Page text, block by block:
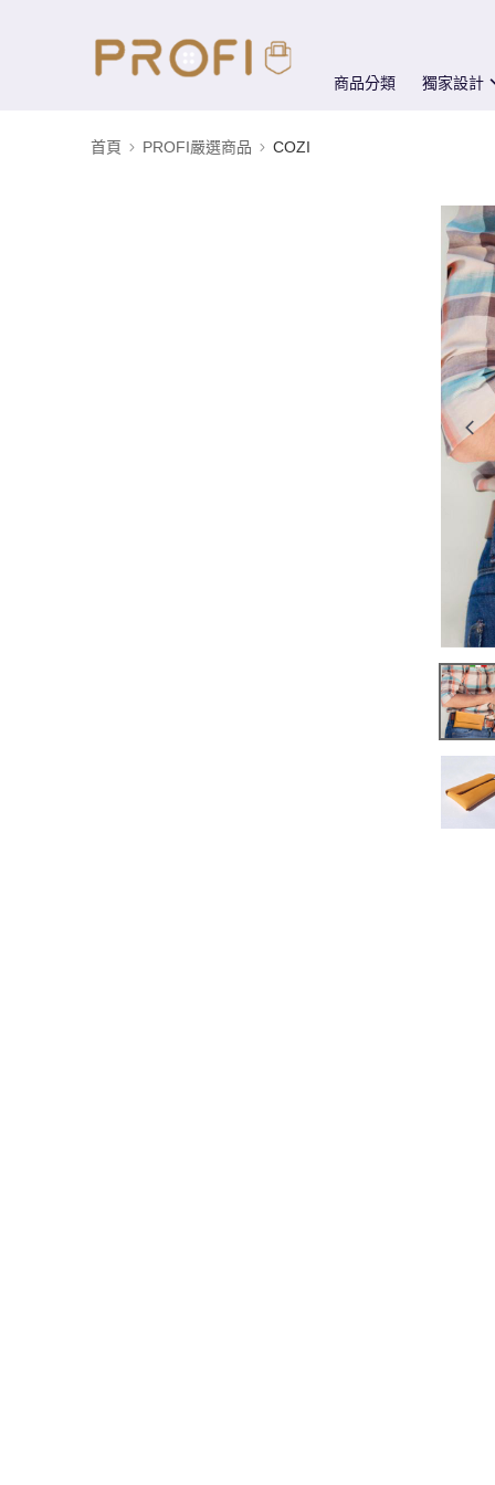
商品分類 獨家設計
首頁 PROFI嚴選商品 COZI